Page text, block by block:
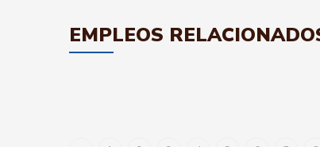
EMPLEOS